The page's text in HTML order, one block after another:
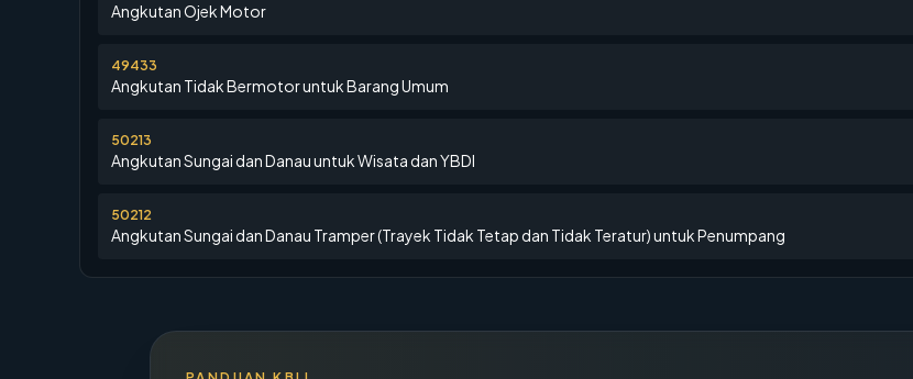
Angkutan Ojek Motor
49433
Angkutan Tidak Bermotor untuk Barang Umum
50213
Angkutan Sungai dan Danau untuk Wisata dan YBDI
50212
Angkutan Sungai dan Danau Tramper (Trayek Tidak Tetap dan Tidak Teratur) untuk Penumpang